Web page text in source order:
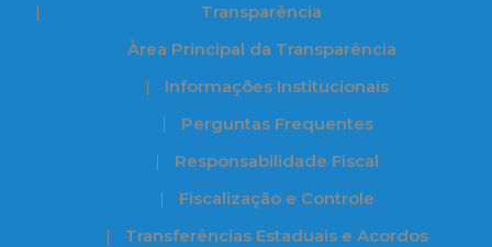
Transparência
Àrea Principal da Transparência
Informações Institucionais
Perguntas Frequentes
Responsabilidade Fiscal
Fiscalização e Controle
Transferências Estaduais e Acordos